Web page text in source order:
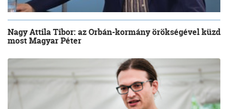
Nagy Attila Tibor: az Orbán-kormány örökségével küzd
most Magyar Péter